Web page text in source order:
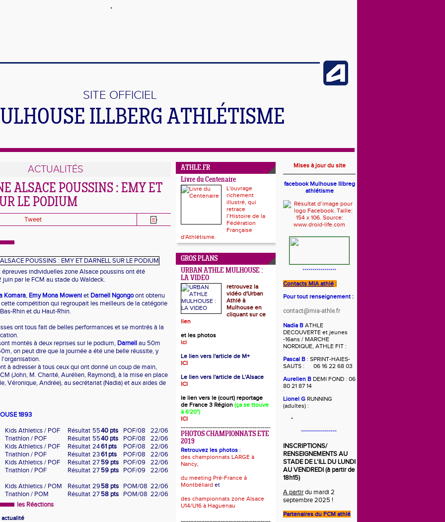
SITE OFFICIEL
ILLBERG ATHLÉTISME
ACTUALITÉS
ALSACE POUSSINS : EMY ET
LE PODIUM
Tweet
individuelles zone Alsace poussins ont été
par le FCM au stade du Waldeck.
Komara, Emy Mona Moweniet Darnell Ngongoont obtenu
compétition qui regroupait les meilleurs de la catégorie
Rhin et du Haut-Rhin.
ont tous fait de belles performances et se montrés à la
montés à deux reprises sur le podium, Darnellau 50m
on peut dire que la journée a été une belle réussite, y
à adresser à tous ceux qui ont donné un coup de main,
(John, M. Charité, Aurélien, Raymond), à la mise en place
Véronique, Andrée), au secrétariat (Nadia) et aux aides de
1893
Kids Athletics / POF Résultat 5540 pts POF/08
22/06
Triathlon / POF Résultat 5540 pts POF/08
22/06
Kids Athletics / POF Résultat 2461 pts POF/08
22/06
Triathlon / POF Résultat 2361 pts POF/08
22/06
Kids Athletics / POF Résultat 2759 pts POF/09
22/06
Triathlon / POF Résultat 2759 pts POF/09
22/06
Kids Athletics / POM Résultat 2958 pts POM/08 22/06
Triathlon / POM Résultat 2758 pts POM/08 22/06
les Réactions
actualité
ATHLE.FR
Livre du Centenaire
L'ouvrage
richement
illustré, qui
retrace
l’Histoire de la
Fédération
Française
d'Athlétisme.
GROS PLANS
URBAN ATHLE MULHOUSE :
LA VIDEO
retrouvez la
vidéo d'Urban
Athlé à
Mulhouse en
cliquant sur ce
lien
et les photos
ici
Le lien vers l'article de M+
ICI
Le lien vers l'article de L'Alsace
ICI
le lien vers le (court) reportage
de France 3 Région (ça se ttouve
à 6'20")
ICI
PHOTOS CHAMPIONNATS ETE
2019
Retrouvez les photos :
des championnats LARGE à
Nancy,
du meeting Pré-France à
Montbéliard et
des championnats zone Alsace
U14/U16 à Haguenau
Mises à jour du site
facebook Mulhouse Illbreg
athlétisme
*****************
Contacts MIA athlé :
Pour tout renseignement :
contact@mia-athle.fr
Nadia B ATHLE
DECOUVERTE et jeunes
-16ans / MARCHE
NORDIQUE, ATHLE FIT :
Pascal B : SPRINT-HAIES-
SAUTS : 06 16 22 68 03
Aurelien B DEMI FOND : 06
80 21 87 14
Lionel G RUNNING
(adultes) :
******************
INSCRIPTIONS/
RENSEIGNEMENTS AU
STADE DE L'ILL DU LUNDI
AU VENDREDI (à partir de
18h15)
A partirdu mardi 2
septembre 2025 !
Partenaires du FCM athlé